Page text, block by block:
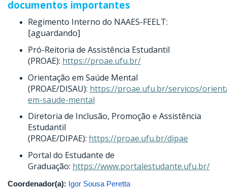
documentos importantes
Regimento Interno do NAAES-FEELT:
[aguardando]
Pró-Reitoria de Assistência Estudantil
(PROAE): https://proae.ufu.br/
Orientação em Saúde Mental
(PROAE/DISAU): https://proae.ufu.br/servicos/
em-saude-mental
Diretoria de Inclusão, Promoção e Assistência
Estudantil
(PROAE/DIPAE): https://proae.ufu.br/dipae
Portal do Estudante de
Graduação: https://www.portalestudante.ufu.br/
Coordenador(a): Igor Sousa Peretta